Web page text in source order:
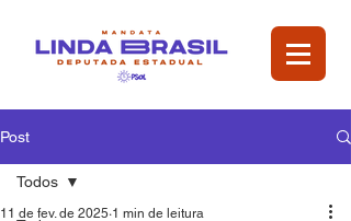
Post
Todos
11 de fev. de 2025 1 min de leitura